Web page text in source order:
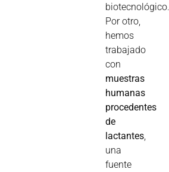
biotecnológico.
Por otro,
hemos
trabajado
con
muestras
humanas
procedentes
de
lactantes
una
fuente